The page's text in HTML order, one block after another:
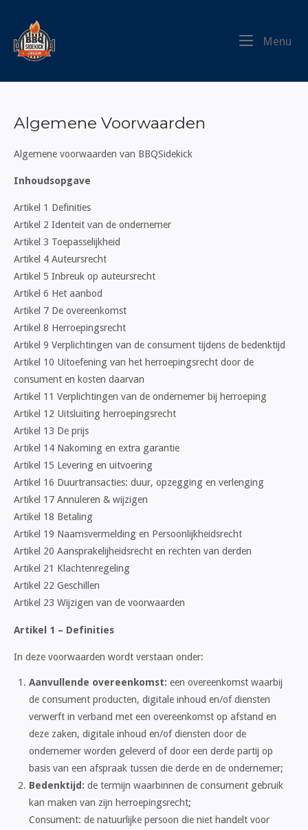
inhoud
Home
Menu
Algemene Voorwaarden
Algemene voorwaarden van BBQSidekick
Inhoudsopgave
Artikel 1 Definities
Artikel 2 Identeit van de ondernemer
Artikel 3 Toepasselijkheid
Artikel 4 Auteursrecht
Artikel 5 Inbreuk op auteursrecht
Artikel 6 Het aanbod
Artikel 7 De overeenkomst
Artikel 8 Herroepingsrecht
Artikel 9 Verplichtingen van de consument tijdens de bedenktijd
Artikel 10 Uitoefening van het herroepingsrecht door de
consument en kosten daarvan
Artikel 11 Verplichtingen van de ondernemer bij herroeping
Artikel 12 Uitsluiting herroepingsrecht
Artikel 13 De prijs
Artikel 14 Nakoming en extra garantie
Artikel 15 Levering en uitvoering
Artikel 16 Duurtransacties: duur, opzegging en verlenging
Artikel 17 Annuleren & wijzigen
Artikel 18 Betaling
Artikel 19 Naamsvermelding en Persoonlijkheidsrecht
Artikel 20 Aansprakelijheidsrecht en rechten van derden
Artikel 21 Klachtenregeling
Artikel 22 Geschillen
Artikel 23 Wijzigen van de voorwaarden
Artikel 1 – Definities
In deze voorwaarden wordt verstaan onder:
Aanvullende overeenkomst: een overeenkomst waarbij
de consument producten, digitale inhoud en/of diensten
verwerft in verband met een overeenkomst op afstand en
deze zaken, digitale inhoud en/of diensten door de
ondernemer worden geleverd of door een derde partij op
basis van een afspraak tussen die derde en de ondernemer;
Bedenktijd: de termijn waarbinnen de consument gebruik
kan maken van zijn herroepingsrecht;
Consument: de natuurlijke persoon die niet handelt voor